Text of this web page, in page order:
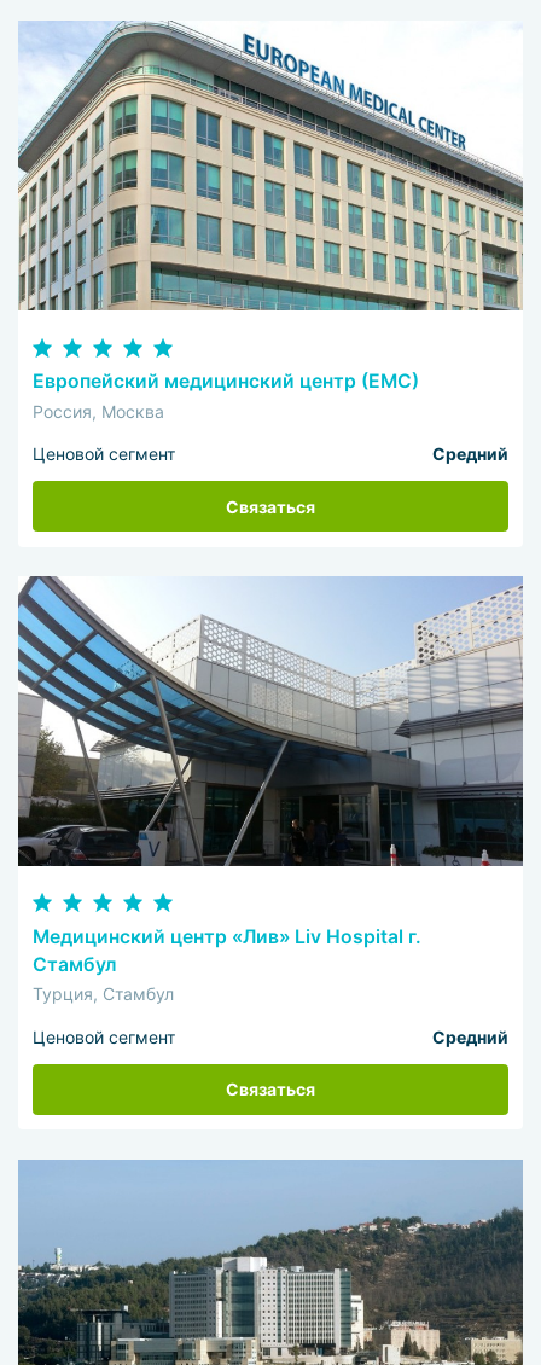
Европейский медицинский центр (ЕМС)
Россия, Москва
Ценовой сегмент Средний
Связаться
Медицинский центр «Лив» Liv Hospital г.
Стамбул
Турция, Стамбул
Ценовой сегмент Средний
Связаться